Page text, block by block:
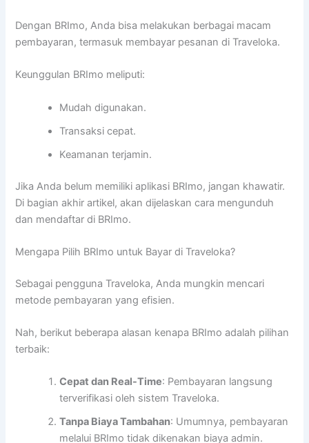
Dengan BRImo, Anda bisa melakukan berbagai macam
pembayaran, termasuk membayar pesanan di Traveloka.
Keunggulan BRImo meliputi:
Mudah digunakan.
Transaksi cepat.
Keamanan terjamin.
Jika Anda belum memiliki aplikasi BRImo, jangan khawatir.
Di bagian akhir artikel, akan dijelaskan cara mengunduh
dan mendaftar di BRImo.
Mengapa Pilih BRImo untuk Bayar di Traveloka?
Sebagai pengguna Traveloka, Anda mungkin mencari
metode pembayaran yang efisien.
Nah, berikut beberapa alasan kenapa BRImo adalah pilihan
terbaik:
Cepat dan Real-Time: Pembayaran langsung
terverifikasi oleh sistem Traveloka.
Tanpa Biaya Tambahan: Umumnya, pembayaran
melalui BRImo tidak dikenakan biaya admin.